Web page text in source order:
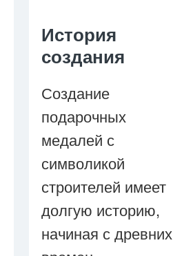
История
создания
Создание
подарочных
медалей с
символикой
строителей имеет
долгую историю,
начиная с древних